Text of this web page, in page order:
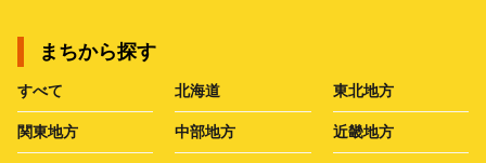
まちから探す
すべて 北海道 東北地方
関東地方 中部地方 近畿地方